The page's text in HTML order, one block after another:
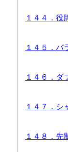
１４４．
１４５．
１４６．
１４７．
１４８．